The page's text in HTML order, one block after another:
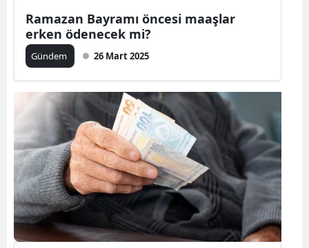
Ramazan Bayramı öncesi maaşlar
erken ödenecek mi?
Gündem 26 Mart 2025